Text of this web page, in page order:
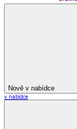
Nově v nabídce
v nabídce